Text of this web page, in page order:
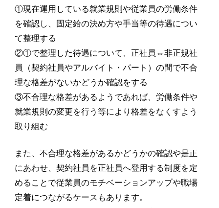
①現在運用している就業規則や従業員の労働条件
を確認し、固定給の決め方や手当等の待遇につい
て整理する
②①で整理した待遇について、正社員⇔非正規社
員（契約社員やアルバイト・パート）の間で不合
理な格差がないかどうか確認をする
③不合理な格差があるようであれば、労働条件や
就業規則の変更を行う等により格差をなくすよう
取り組む
また、不合理な格差があるかどうかの確認や是正
にあわせ、契約社員を正社員へ登用する制度を定
めることで従業員のモチベーションアップや職場
定着につながるケースもあります。